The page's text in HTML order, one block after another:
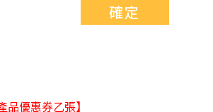
確定
優惠券乙張】